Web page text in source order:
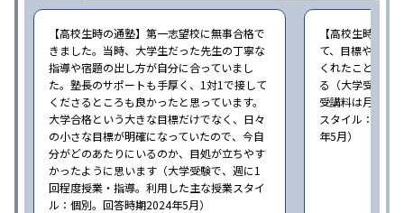
【高校生時の通塾】第一志望校に無事合格で
きました。当時、大学生だった先生の丁寧な
指導や宿題の出し方が自分に合っていまし
た。塾長のサポートも手厚く、1対1で接して
くださるところも良かったと思っています。
大学合格という大きな目標だけでなく、日々
の小さな目標が明確になっていたので、今自
分がどのあたりにいるのか、目処が立ちやす
かったように思います（大学受験で、週に1
回程度授業・指導。利用した主な授業スタイ
ル：個別。回答時期2024年5月）
【高校生時の通
て、目標や勉強
くれたことが、
る（大学受験で
受講料は月
スタイル：個別
年5月）